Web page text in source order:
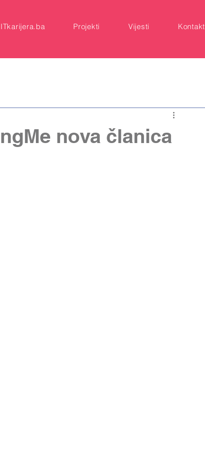
ITkarijera.ba Projekti Vijesti Kontakt
nova članica